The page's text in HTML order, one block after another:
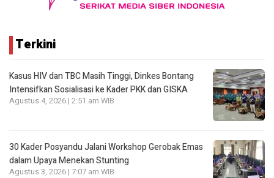
Terkini
Kasus HIV dan TBC Masih Tinggi, Dinkes Bontang
Intensifkan Sosialisasi ke Kader PKK dan GISKA
Agustus 4, 2026 | 2:51 am WIB
30 Kader Posyandu Jalani Workshop Gerobak Emas
dalam Upaya Menekan Stunting
Agustus 3, 2026 | 7:07 am WIB